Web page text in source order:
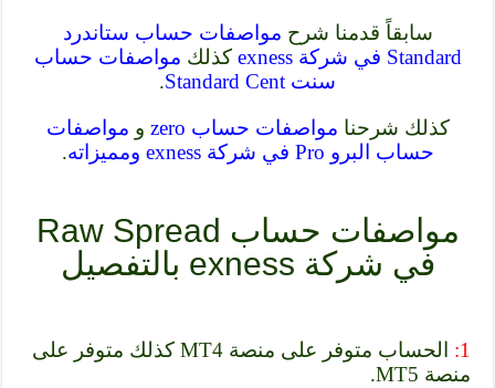
سابقاً قدمنا شرح مواصفات حساب ستاندرد
Standard في شركة exness
كذلك مواصفات حساب
سنت Standard Cent
.
كذلك شرحنا مواصفات حساب zero و مواصفات
حساب البرو Pro في شركة exness ومميزاته
.
مواصفات حساب Raw Spread
في شركة exness بالتفصيل
1:
الحساب متوفر على منصة MT4 كذلك متوفر على
منصة MT5.